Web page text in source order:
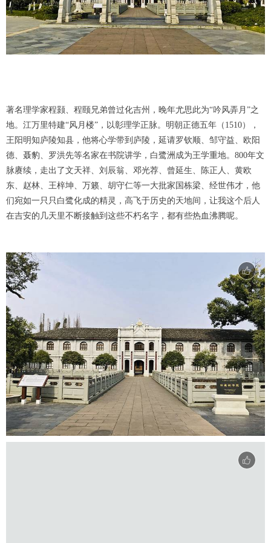
著名理学家程颢、程颐兄弟曾过化吉州，晚年尤思此为“吟风弄月”之
地。江万里特建“风月楼”，以彰理学正脉。明朝正德五年（1510），
王阳明知庐陵知县，他将心学带到庐陵，延请罗钦顺、邹守益、欧阳
德、聂豹、罗洪先等名家在书院讲学，白鹭洲成为王学重地。800年文
脉赓续，走出了文天祥、刘辰翁、邓光荐、曾延生、陈正人、黄欧
东、赵林、王梓坤、万籁、胡守仁等一大批家国栋梁、经世伟才，他
们宛如一只只白鹭化成的精灵，高飞于历史的天地间，让我这个后人
在吉安的几天里不断接触到这些不朽名字，都有些热血沸腾呢。